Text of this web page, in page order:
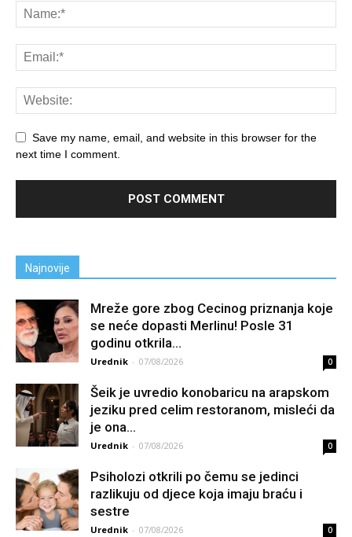
Save my name, email, and website in this browser for the
next time I comment.
Najnovije
Mreže gore zbog Cecinog priznanja koje
se neće dopasti Merlinu! Posle 31
godinu otkrila...
Urednik - 07/08/2026 0
Šeik je uvredio konobaricu na arapskom
jeziku pred celim restoranom, misleći da
je ona...
Urednik - 07/08/2026 0
Psiholozi otkrili po čemu se jedinci
razlikuju od djece koja imaju braću i
sestre
Urednik - 07/08/2026 0